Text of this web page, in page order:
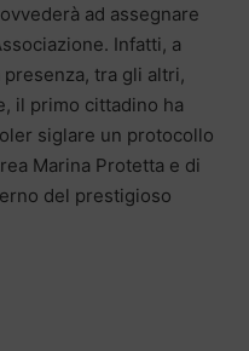
ad assegnare
Infatti, a
tra gli altri,
il primo cittadino ha
siglare un protocollo
Marina Protetta e di
del prestigioso